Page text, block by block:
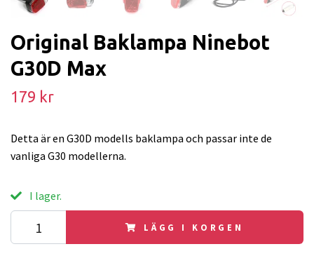
Original Baklampa Ninebot
G30D Max
179 kr
Detta är en G30D modells baklampa och passar inte de
vanliga G30 modellerna.
I lager.
LÄGG I KORGEN